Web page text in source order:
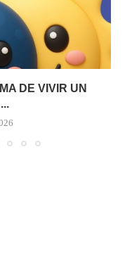
DE VIVIR UN